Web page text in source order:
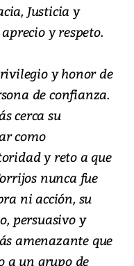
Justicia y
y respeto.
y honor de
de confianza.
cerca su
como
y reto a que
nunca fue
ni acción, su
persuasivo y
amenazante que
a un grupo de